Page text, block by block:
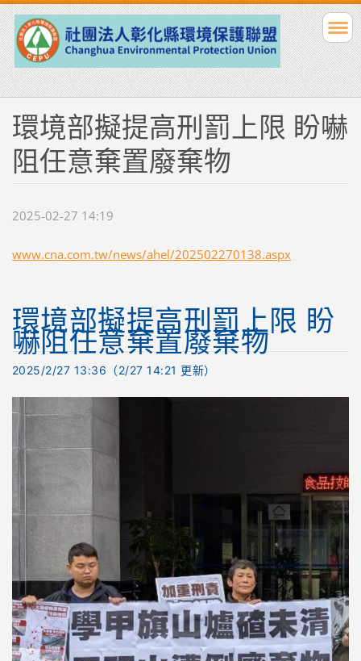
環境部擬提高刑罰上限 盼嚇
阻任意棄置廢棄物
2025-02-27 14:19
www.cna.com.tw/news/ahel/202502270138.aspx
環境部擬提高刑罰上限 盼
嚇阻任意棄置廢棄物
2025/2/27 13:36 （2/27 14:21 更新）